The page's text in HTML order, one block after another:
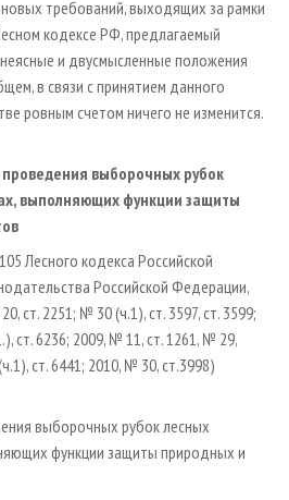
требований, выходящих за рамки
кодексе РФ, предлагаемый
и двусмысленные положения
в связи с принятием данного
ровным счетом ничего не изменится.
выборочных рубок
выполняющих функции защиты
Лесного кодекса Российской
Российской Федерации,
ст. 2251; № 30 (ч.1), ст. 3597, ст. 3599;
ст. 6236; 2009, № 11, ст. 1261, № 29,
ст. 6441; 2010, № 30, ст.3998)
выборочных рубок лесных
функции защиты природных и